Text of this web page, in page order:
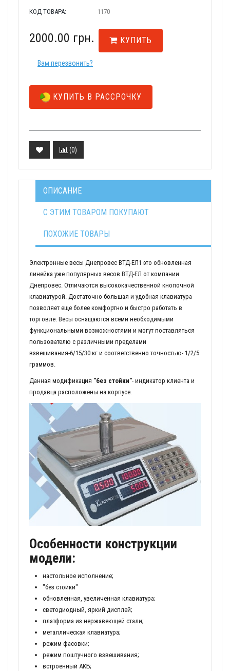
КОД ТОВАРА: 1170
2000.00 грн. КУПИТЬ
Вам перезвонить?
КУПИТЬ В РАССРОЧКУ
(0)
ОПИСАНИЕ
С ЭТИМ ТОВАРОМ ПОКУПАЮТ
ПОХОЖИЕ ТОВАРЫ
Электронные весы Днепровес ВТД-ЕЛ1 это обновленная
линейка уже популярных весов ВТД-ЕЛ от компании
Днепровес. Отличаются высококачественной кнопочной
клавиатурой. Достаточно большая и удобная клавиатура
позволяет еще более комфортно и быстро работать в
торговле. Весы оснащаются всеми необходимыми
функциональными возможностями и могут поставляться
пользователю с различными пределами
взвешивания-6/15/30 кг и соответственно точностью- 1/2/5
граммов.
Данная модификация "без стойки"- индикатор клиента и
продавца расположены на корпусе.
Особенности конструкции
модели:
настольное исполнение;
"без стойки"
обновленная, увеличенная клавиатура;
светодиодный, яркий дисплей;
платформа из нержавеющей стали;
металлическая клавиатура;
режим фасовки;
режим поштучного взвешивания;
встроенный АКБ;